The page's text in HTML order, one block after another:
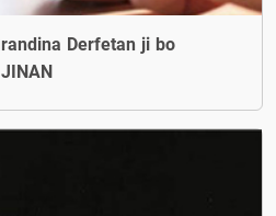
Derfetan ji bo